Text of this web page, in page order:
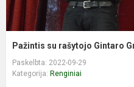
Pažintis su rašytojo Gintaro
Paskelbta: 2022-09-29
Kategorija: Renginiai